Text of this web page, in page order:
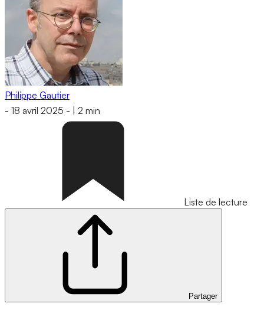
Philippe Gautier
- 18 avril 2025 - 2 min
Liste de lecture
Partager